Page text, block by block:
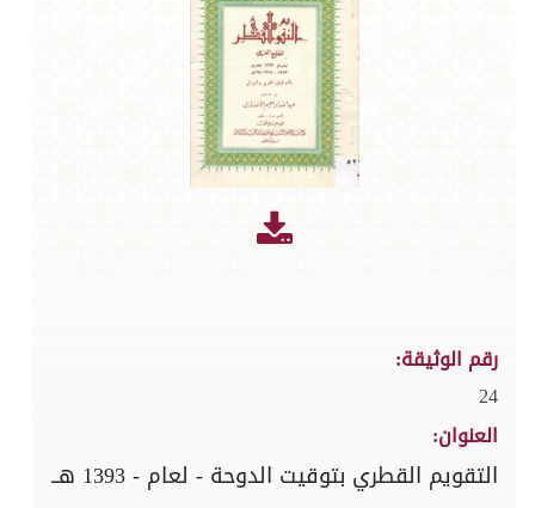
رقم الوثيقة:
24
العنوان:
التقويم القطري بتوقيت الدوحة - لعام - 1393 هــ